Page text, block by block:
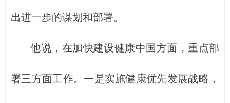
出进一步的谋划和部署。
他说，在加快建设健康中国方面，重点部
署三方面工作。一是实施健康优先发展战略，